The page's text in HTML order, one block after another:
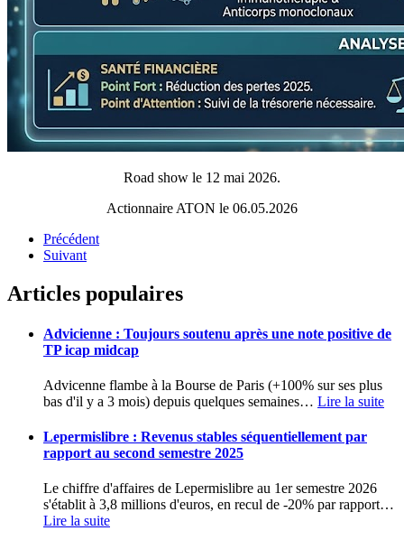
Road show le 12 mai 2026.
Actionnaire ATON le 06.05.2026
Précédent
Suivant
Articles populaires
Advicienne : Toujours soutenu après une note positive de
TP icap midcap
Advicenne flambe à la Bourse de Paris (+100% sur ses plus
bas d'il y a 3 mois) depuis quelques semaines… Lire la suite
Lepermislibre : Revenus stables séquentiellement par
rapport au second semestre 2025
Le chiffre d'affaires de Lepermislibre au 1er semestre 2026
s'établit à 3,8 millions d'euros, en recul de -20% par rapport…
Lire la suite